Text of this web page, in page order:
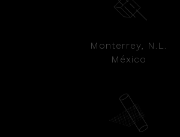
Monterrey, N.L.
México